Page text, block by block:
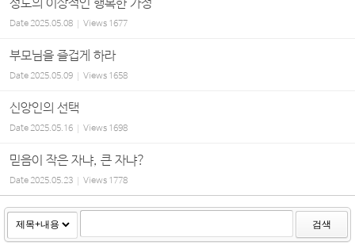
성도의 이상적인 행복한 가정
Date2025.05.08 Views 1677
부모님을 즐겁게 하라
Date2025.05.09 Views 1658
신앙인의 선택
Date2025.05.16 Views 1698
믿음이 작은 자냐, 큰 자냐?
Date2025.05.23 Views 1778
검색